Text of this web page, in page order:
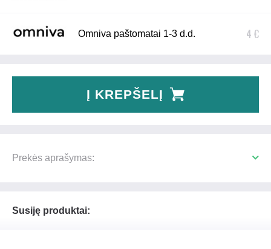
Omniva paštomatai 1-3 d.d. 4 €
Į KREPŠELĮ
Prekės aprašymas:
Susiję produktai: